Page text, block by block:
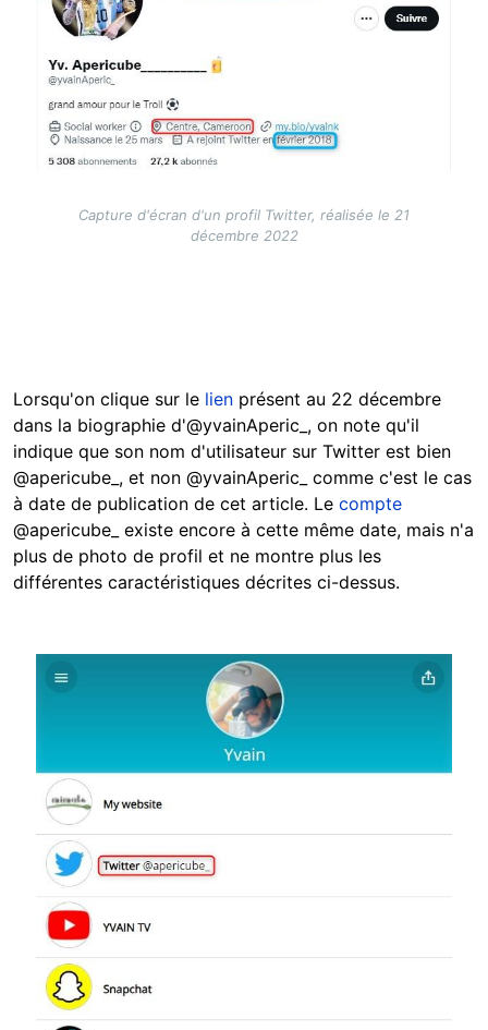
Capture d'écran d'un profil Twitter, réalisée le 21
décembre 2022
Lorsqu'on clique sur le lien présent au 22 décembre
dans la biographie d'@yvainAperic_, on note qu'il
indique que son nom d'utilisateur sur Twitter est bien
@apericube_, et non @yvainAperic_ comme c'est le cas
à date de publication de cet article. Le compte
@apericube_ existe encore à cette même date, mais n'a
plus de photo de profil et ne montre plus les
différentes caractéristiques décrites ci-dessus.